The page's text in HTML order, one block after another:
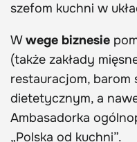
szefom kuchni w
Wwege biznesie
(także zakłady
restauracjom, barom
dietetycznym, a
Ambasadorka
„Polska od kuchni”.